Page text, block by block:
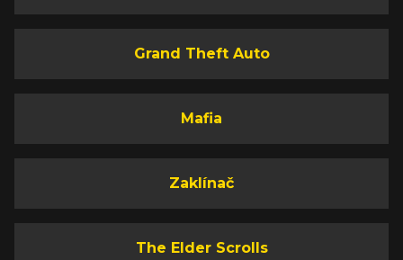
Grand Theft Auto
Mafia
Zaklínač
The Elder Scrolls